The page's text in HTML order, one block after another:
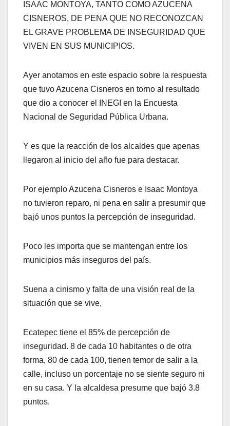
ISAAC MONTOYA, TANTO COMO AZUCENA
CISNEROS, DE PENA QUE NO RECONOZCAN
EL GRAVE PROBLEMA DE INSEGURIDAD QUE
VIVEN EN SUS MUNICIPIOS.
Ayer anotamos en este espacio sobre la respuesta
que tuvo Azucena Cisneros en torno al resultado
que dio a conocer el INEGI en la Encuesta
Nacional de Seguridad Pública Urbana.
Y es que la reacción de los alcaldes que apenas
llegaron al inicio del año fue para destacar.
Por ejemplo Azucena Cisneros e Isaac Montoya
no tuvieron reparo, ni pena en salir a presumir que
bajó unos puntos la percepción de inseguridad.
Poco les importa que se mantengan entre los
municipios más inseguros del país.
Suena a cinismo y falta de una visión real de la
situación que se vive,
Ecatepec tiene el 85% de percepción de
inseguridad. 8 de cada 10 habitantes o de otra
forma, 80 de cada 100, tienen temor de salir a la
calle, incluso un porcentaje no se siente seguro ni
en su casa. Y la alcaldesa presume que bajó 3.8
puntos.